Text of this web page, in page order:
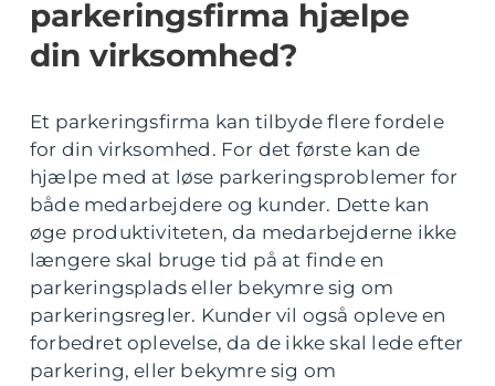
parkeringsfirma hjælpe
din virksomhed?
Et parkeringsfirma kan tilbyde flere fordele
for din virksomhed. For det første kan de
hjælpe med at løse parkeringsproblemer for
både medarbejdere og kunder. Dette kan
øge produktiviteten, da medarbejderne ikke
længere skal bruge tid på at finde en
parkeringsplads eller bekymre sig om
parkeringsregler. Kunder vil også opleve en
forbedret oplevelse, da de ikke skal lede efter
parkering, eller bekymre sig om